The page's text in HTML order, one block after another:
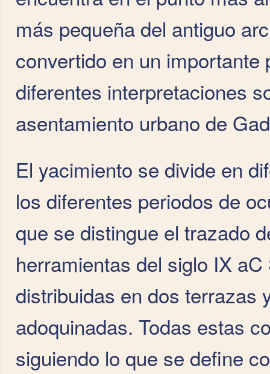
más pequeña del antiguo
convertido en un
diferentes interpretaciones
asentamiento urbano de
El yacimiento se divide en
los diferentes periodos de
que se distingue el trazado
herramientas del siglo IX
distribuidas en dos terrazas
adoquinadas. Todas estas
siguiendo lo que se define